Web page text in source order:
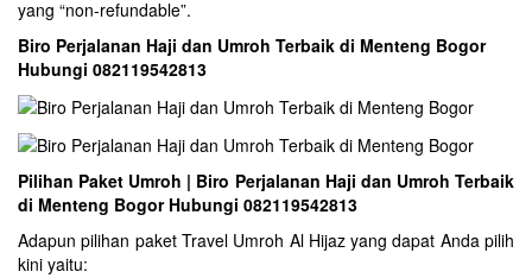
yang “non-refundable”.
Biro Perjalanan Haji dan Umroh Terbaik di Menteng Bogor
Hubungi 082119542813
Pilihan Paket Umroh | Biro Perjalanan Haji dan Umroh Terbaik
di Menteng Bogor Hubungi 082119542813
Adapun pilihan paket Travel Umroh Al Hijaz yang dapat Anda pilih
kini yaitu: